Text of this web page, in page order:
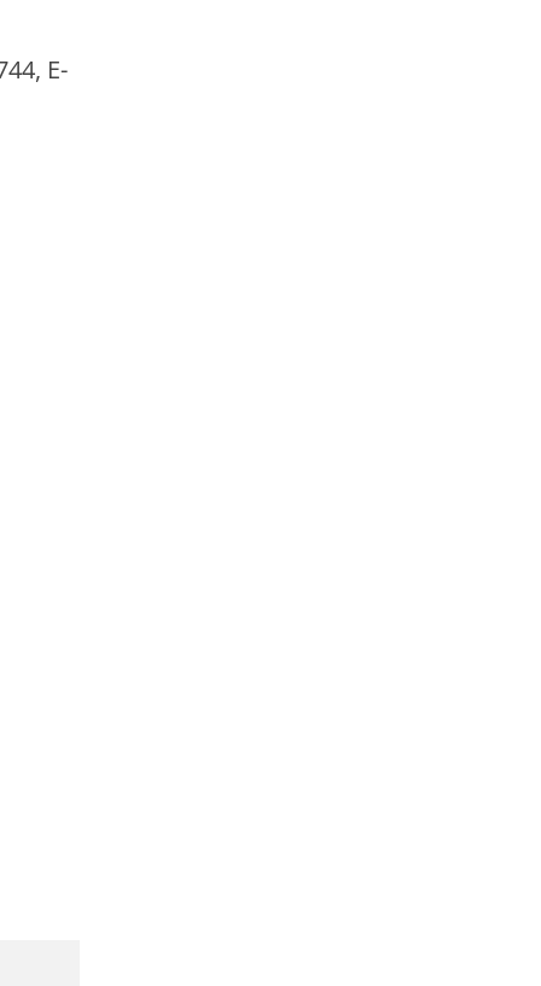
E-